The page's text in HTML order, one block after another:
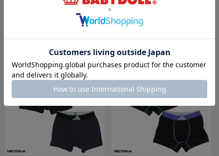
【OUTLET】50%OFF SALE PINKHUNT ス
8/6～50%OFF SALE adidas ボクサーパンツ